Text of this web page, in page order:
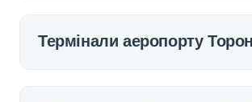
Термінали аеропорту